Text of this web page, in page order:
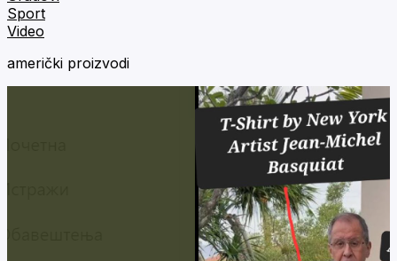
Sport
Video
američki proizvodi